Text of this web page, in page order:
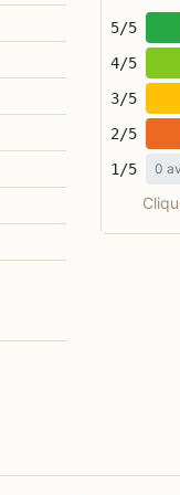
du
5/5
4/5
3/5
2/5
1/5 0